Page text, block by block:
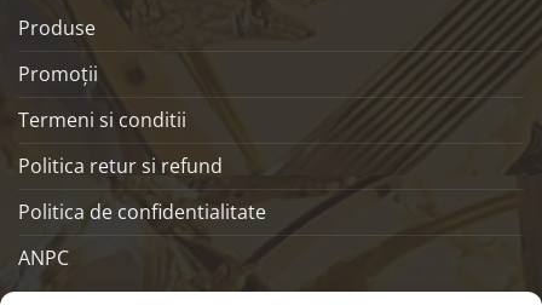
Produse
Promoţii
Termeni si conditii
Politica retur si refund
Politica de confidentialitate
ANPC